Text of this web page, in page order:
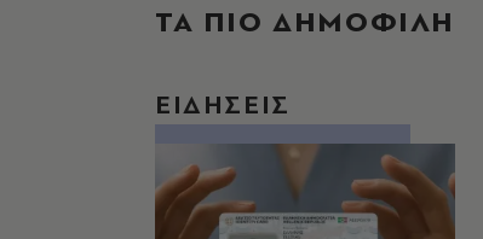
ΤΑ ΠΙΟ ΔΗΜΟΦΙΛΗ
ΕΙΔΗΣΕΙΣ